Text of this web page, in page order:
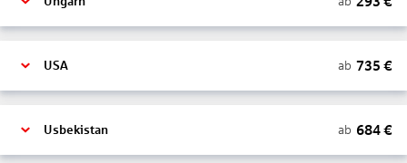
USA ab 735 €
Usbekistan ab 684€